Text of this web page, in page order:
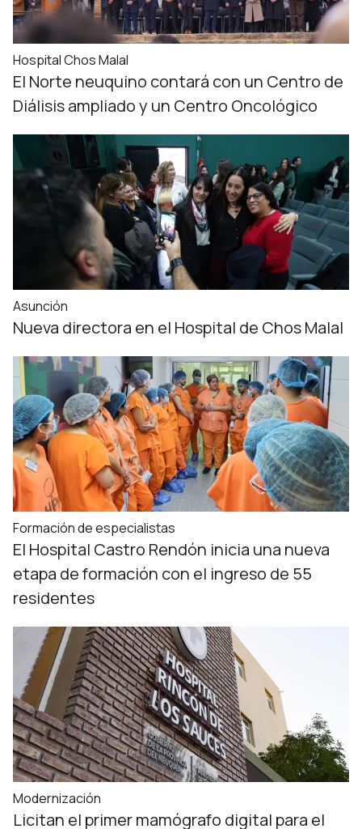
Hospital Chos Malal
El Norte neuquino contará con un Centro de
Diálisis ampliado y un Centro Oncológico
Asunción
Nueva directora en el Hospital de Chos Malal
Formación de especialistas
El Hospital Castro Rendón inicia una nueva
etapa de formación con el ingreso de 55
residentes
Modernización
Licitan el primer mamógrafo digital para el